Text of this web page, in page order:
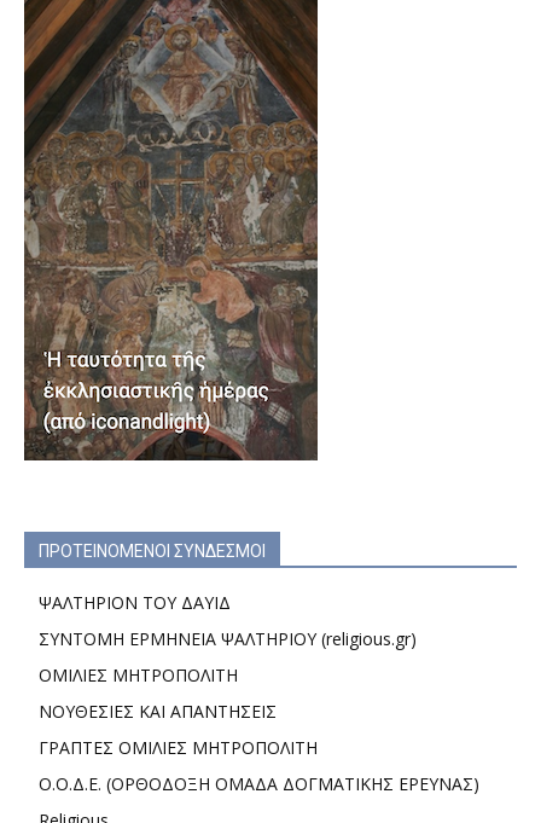
ΠΡΟΤΕΙΝΟΜΕΝΟΙ ΣΥΝΔΕΣΜΟΙ
ΨΑΛΤΗΡΙΟΝ ΤΟΥ ΔΑΥΙΔ
ΣΥΝΤΟΜΗ ΕΡΜΗΝΕΙΑ ΨΑΛΤΗΡΙΟΥ (religious.gr)
ΟΜΙΛΙΕΣ ΜΗΤΡΟΠΟΛΙΤΗ
ΝΟΥΘΕΣΙΕΣ ΚΑΙ ΑΠΑΝΤΗΣΕΙΣ
ΓΡΑΠΤΕΣ ΟΜΙΛΙΕΣ ΜΗΤΡΟΠΟΛΙΤΗ
Ο.Ο.Δ.Ε. (ΟΡΘΟΔΟΞΗ ΟΜΑΔΑ ΔΟΓΜΑΤΙΚΗΣ ΕΡΕΥΝΑΣ)